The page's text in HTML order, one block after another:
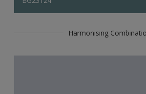
Harmonising